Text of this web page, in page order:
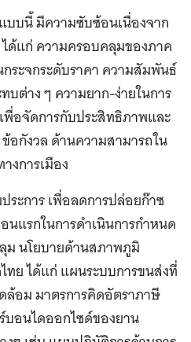
บนี้ มีความซับซ้อนเนื่องจาก
ด้แก่ ความครอบคลุมของภาค
ระจกระดับราคา ความสัมพันธ์
บต่าง ๆ ความยาก-ง่ายในการ
พื่อจัดการกับประสิทธิภาพและ
อกังวล ด้านความสามารถใน
งการเมือง
ระการ เพื่อลดการปล่อยก๊าซ
นแรกในการดำเนินการกำหนด
ม นโยบายด้านสภาพภูมิ
ทย ได้แก่ แผนระบบการขนส่งที่
อม มาตรการคิดอัตราภาษี
อนไดออกไซด์ของยาน